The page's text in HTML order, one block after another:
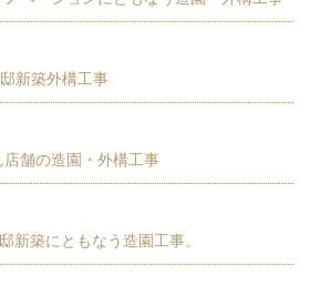
新築外構工事
舗の造園・外構工事
新築にともなう造園工事。